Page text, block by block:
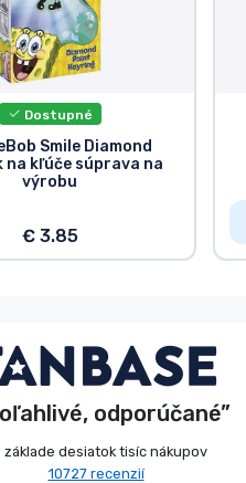
Dostupné
Smile Diamond
na kľúče súprava na
výrobu
€ 3.85
odporúčané”
základe desiatok tisíc nákupov
10727 recenzií
E. Hipságh Zákazník
2026. 08. 06.